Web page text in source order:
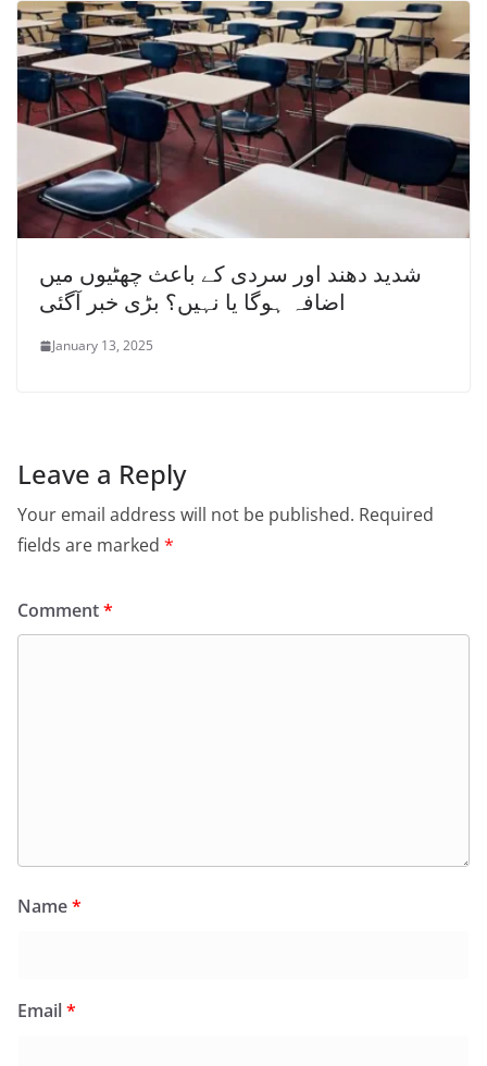
شدید دھند اور سردی کے باعث چھٹیوں میں
اضافہ ہوگا یا نہیں؟ بڑی خبر آگئی
January 13, 2025
Leave a Reply
Your email address will not be published. Required
fields are marked *
Comment*
Name*
Email*